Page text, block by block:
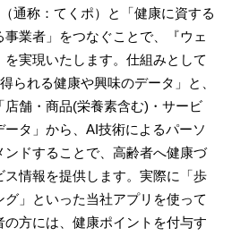
通称：てくポ）と「健康に資する
業者」をつなぐことで、『ウェ
実現いたします。仕組みとして
られる健康や興味のデータ」と、
舗・商品(栄養素含む)・サービ
タ」から、AI技術によるパーソ
ドすることで、高齢者へ健康づ
ス情報を提供します。実際に「歩
」といった当社アプリを使って
方には、健康ポイントを付与す